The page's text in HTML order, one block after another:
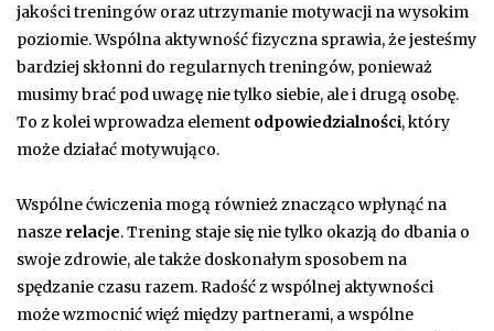
jakości treningów oraz utrzymanie motywacji na wysokim
poziomie. Wspólna aktywność fizyczna sprawia, że jesteśmy
bardziej skłonni do regularnych treningów, ponieważ
musimy brać pod uwagę nie tylko siebie, ale i drugą osobę.
To z kolei wprowadza element odpowiedzialności, który
może działać motywująco.
Wspólne ćwiczenia mogą również znacząco wpłynąć na
nasze relacje. Trening staje się nie tylko okazją do dbania o
swoje zdrowie, ale także doskonałym sposobem na
spędzanie czasu razem. Radość z wspólnej aktywności
może wzmocnić więź między partnerami, a wspólne